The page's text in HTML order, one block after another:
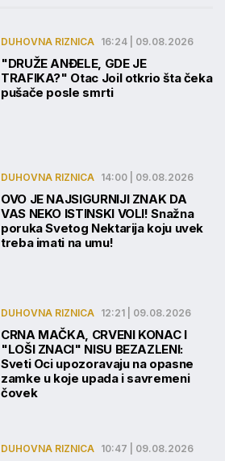
DUHOVNA RIZNICA 16:24 | 09.08.2026
"DRUŽE ANĐELE, GDE JE
TRAFIKA?" Otac Joil otkrio šta čeka
pušače posle smrti
DUHOVNA RIZNICA 14:00 | 09.08.2026
OVO JE NAJSIGURNIJI ZNAK DA
VAS NEKO ISTINSKI VOLI! Snažna
poruka Svetog Nektarija koju uvek
treba imati na umu!
DUHOVNA RIZNICA 12:21 | 09.08.2026
CRNA MAČKA, CRVENI KONAC I
"LOŠI ZNACI" NISU BEZAZLENI:
Sveti Oci upozoravaju na opasne
zamke u koje upada i savremeni
čovek
DUHOVNA RIZNICA 10:47 | 09.08.2026